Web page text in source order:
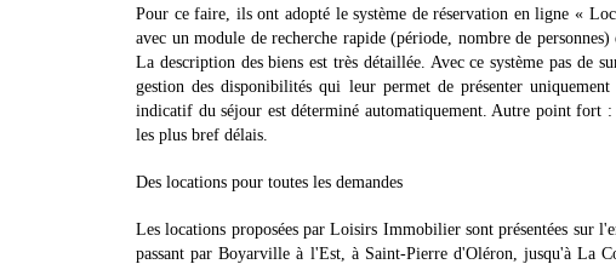
Pour ce faire, ils ont adopté le système de réservation en ligne «
avec un module de recherche rapide (période, nombre de
La description des biens est très détaillée. Avec ce système pas
gestion des disponibilités qui leur permet de présenter
indicatif du séjour est déterminé automatiquement. Autre point fort
les plus bref délais.
Des locations pour toutes les demandes
Les locations proposées par Loisirs Immobilier sont présentées sur
passant par Boyarville à l'Est, à Saint-Pierre d'Oléron, jusqu'à La